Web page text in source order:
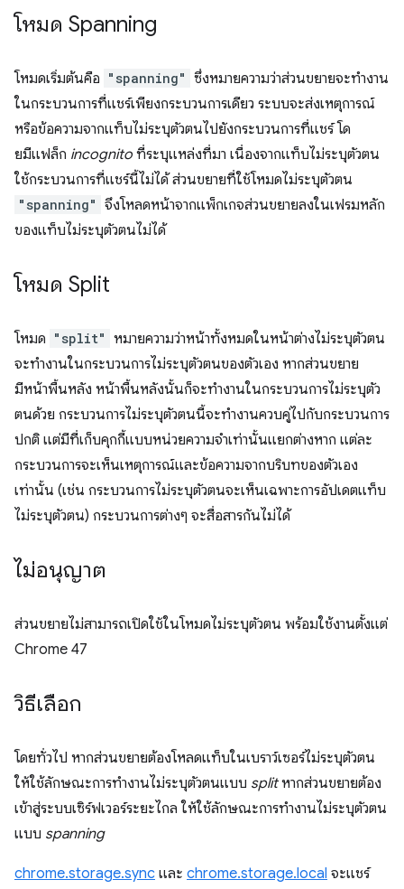
โหมด Spanning
โหมดเริ่มต้นคือ "spanning" ซึ่งหมายความว่าส่วนขยายจะทำงาน
ในกระบวนการที่แชร์เพียงกระบวนการเดียว ระบบจะส่งเหตุการณ์
หรือข้อความจากแท็บไม่ระบุตัวตนไปยังกระบวนการที่แชร์ โด
ยมีแฟล็ก incognito ที่ระบุแหล่งที่มา เนื่องจากแท็บไม่ระบุตัวตน
ใช้กระบวนการที่แชร์นี้ไม่ได้ ส่วนขยายที่ใช้โหมดไม่ระบุตัวตน
"spanning" จึงโหลดหน้าจากแพ็กเกจส่วนขยายลงในเฟรมหลัก
ของแท็บไม่ระบุตัวตนไม่ได้
โหมด Split
โหมด "split" หมายความว่าหน้าทั้งหมดในหน้าต่างไม่ระบุตัวตน
จะทำงานในกระบวนการไม่ระบุตัวตนของตัวเอง หากส่วนขยาย
มีหน้าพื้นหลัง หน้าพื้นหลังนั้นก็จะทำงานในกระบวนการไม่ระบุตัว
ตนด้วย กระบวนการไม่ระบุตัวตนนี้จะทำงานควบคู่ไปกับกระบวนการ
ปกติ แต่มีที่เก็บคุกกี้แบบหน่วยความจำเท่านั้นแยกต่างหาก แต่ละ
กระบวนการจะเห็นเหตุการณ์และข้อความจากบริบทของตัวเอง
เท่านั้น (เช่น กระบวนการไม่ระบุตัวตนจะเห็นเฉพาะการอัปเดตแท็บ
ไม่ระบุตัวตน) กระบวนการต่างๆ จะสื่อสารกันไม่ได้
ไม่อนุญาต
ส่วนขยายไม่สามารถเปิดใช้ในโหมดไม่ระบุตัวตน พร้อมใช้งานตั้งแต่
Chrome 47
วิธีเลือก
โดยทั่วไป หากส่วนขยายต้องโหลดแท็บในเบราว์เซอร์ไม่ระบุตัวตน
ให้ใช้ลักษณะการทำงานไม่ระบุตัวตนแบบ splitหากส่วนขยายต้อง
เข้าสู่ระบบเซิร์ฟเวอร์ระยะไกล ให้ใช้ลักษณะการทำงานไม่ระบุตัวตน
แบบ spanning
chrome.storage.sync และ chrome.storage.local จะแชร์